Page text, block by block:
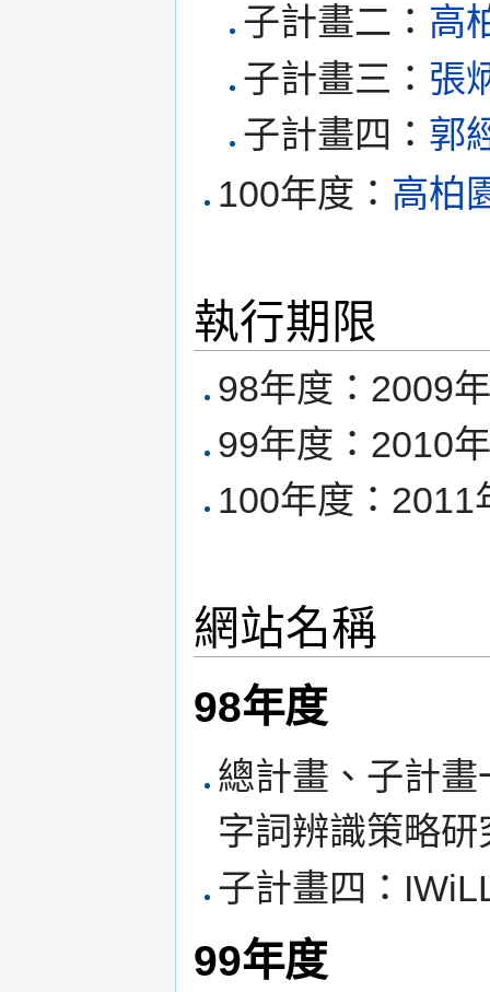
子計畫二： 高
子計畫三： 張
子計畫四： 郭
100年度： 高柏
執行期限
98年度：2009
99年度：2010
100年度：2011
網站名稱
98年度
總計畫、子計
字詞辨識策略
子計畫四：
99年度